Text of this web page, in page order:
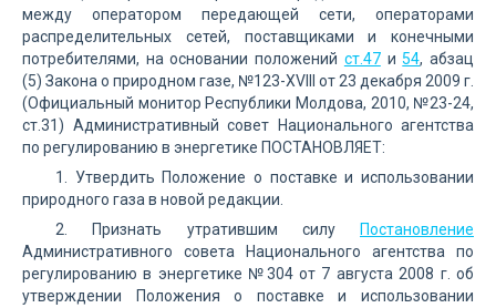
между оператором передающей сети, операторами
распределительных сетей, поставщиками и конечными
потребителями, на основании положений ст.47и54, абзац
(5) Закона о природном газе, №123-XVIII от 23 декабря 2009 г.
(Официальный монитор Республики Молдова, 2010, №23-24,
ст.31) Административный совет Национального агентства
по регулированию в энергетике ПОСТАНОВЛЯЕТ:
1. Утвердить Положение о поставке и использовании
природного газа в новой редакции.
2. Признать утратившим силу
Постановление
Административного совета Национального агентства по
регулированию в энергетике №304 от 7 августа 2008 г. об
утверждении Положения о поставке и использовании